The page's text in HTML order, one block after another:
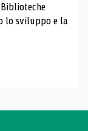
lo sviluppo e la